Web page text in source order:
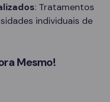
: Tratamentos
individuais de
Mesmo!